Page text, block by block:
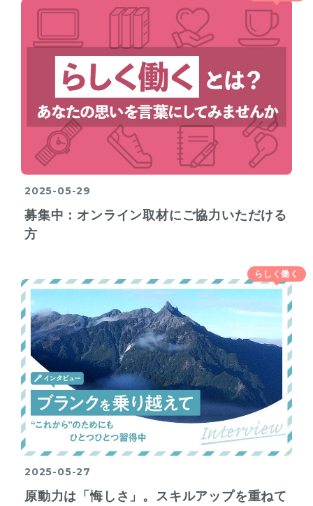
2025-05-29
募集中：オンライン取材にご協力いただける
方
2025-05-27
原動力は「悔しさ」。スキルアップを重ねて
らしく働く